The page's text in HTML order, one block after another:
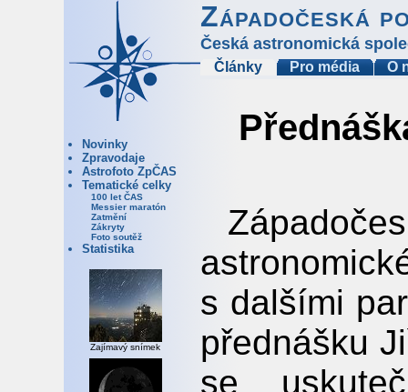
Západočeská
Česká astronomická
Články Pro média O
Novinky
Zpravodaje
Astrofoto ZpČAS
Tematické celky
100 let ČAS
Messier maratón
Zatmění
Zákryty
Foto soutěž
Statistika
Zajímavý snímek
s dalšími
přednášku
se